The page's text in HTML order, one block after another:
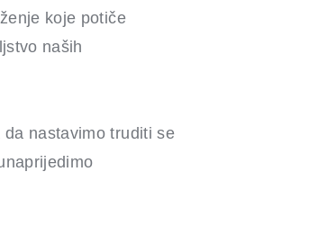
koje potiče
naših
nastavimo truditi se